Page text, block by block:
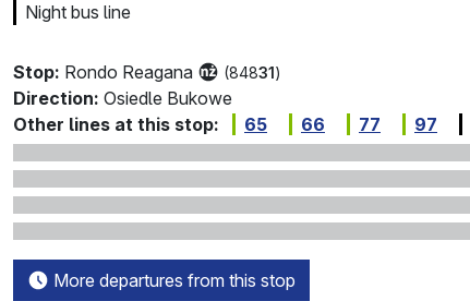
Night bus line
Stop: Rondo Reagana (84831)
Direction: Osiedle Bukowe
Other lines at this stop:
65 66 77 97
More departures from this stop